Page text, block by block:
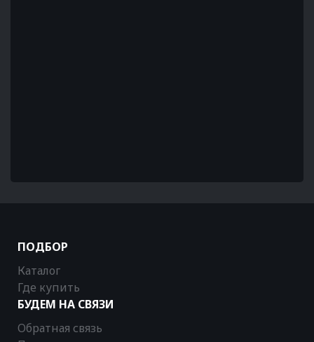
ПОДБОР
Каталог
Где купить
БУДЕМ НА СВЯЗИ
Обратная связь